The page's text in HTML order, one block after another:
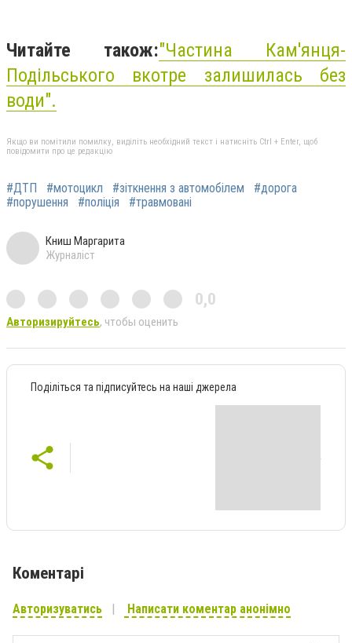
Читайте також:"Частина Кам'янця-
Подільського вкотре залишилась без
води".
Якщо ви помітили помилку, виділіть необхідний текст і натисніть Ctrl + Enter, щоб
повідомити про це редакцію
#ДТП #мотоцикл #зіткнення з автомобілем
#дорога
#порушення
#поліція #травмовані
Книш Маргарита
Журналіст
0,0
Авторизируйтесь, чтобы оценить
Поділіться та підписуйтесь на наші джерела
Коментарі
Авторизуватись Написати коментар анонімно